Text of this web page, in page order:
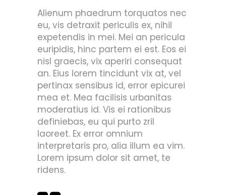
Alienum phaedrum torquatos nec
eu, vis detraxit periculis ex, nihil
expetendis in mei. Mei an pericula
euripidis, hinc partem ei est. Eos ei
nisl graecis, vix aperiri consequat
an. Eius lorem tincidunt vix at, vel
pertinax sensibus id, error epicurei
mea et. Mea facilisis urbanitas
moderatius id. Vis ei rationibus
definiebas, eu qui purto zril
laoreet. Ex error omnium
interpretaris pro, alia illum ea vim.
Lorem ipsum dolor sit amet, te
ridens.